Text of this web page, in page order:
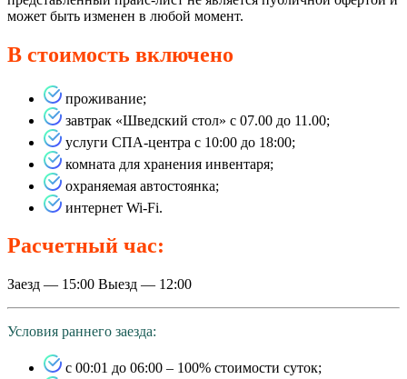
может быть изменен в любой момент.
В стоимость включено
проживание;
завтрак «Шведский стол» с 07.00 до 11.00;
услуги СПА-центра с 10:00 до 18:00;
комната для хранения инвентаря;
охраняемая автостоянка;
интернет Wi-Fi.
Расчетный час:
Заезд — 15:00 Выезд — 12:00
Условия раннего заезда:
с 00:01 до 06:00 – 100% стоимости суток;